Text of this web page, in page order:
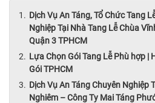
Dịch Vụ An Táng, Tổ Chức Tang
Nghiệp Tại Nhà Tang Lễ Chùa
Quận 3 TPHCM
Lựa Chọn Gói Tang Lễ Phù hợp |
Gói TPHCM
Dịch Vụ An Táng Chuyên Nghiệp
Nghiêm – Công Ty Mai Táng